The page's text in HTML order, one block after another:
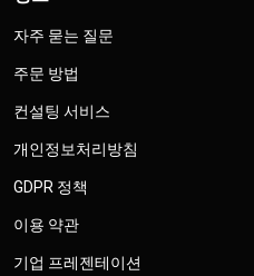
자주 묻는 질문
주문 방법
컨설팅 서비스
개인정보처리방침
GDPR 정책
이용 약관
기업 프레젠테이션